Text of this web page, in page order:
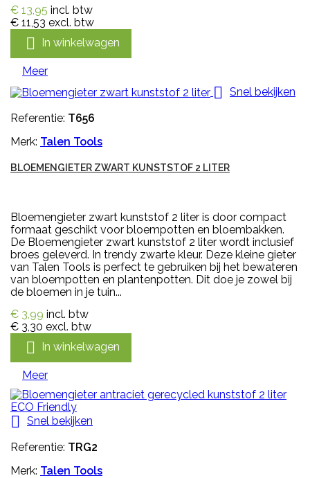
€ 13,95 incl. btw
€ 11,53 excl. btw
 In winkelwagen
Meer
 Snel bekijken
Referentie: T656
Merk: Talen Tools
BLOEMENGIETER ZWART KUNSTSTOF 2 LITER
Bloemengieter zwart kunststof 2 liter is door compact
formaat geschikt voor bloempotten en bloembakken.
De Bloemengieter zwart kunststof 2 liter wordt inclusief
broes geleverd. In trendy zwarte kleur. Deze kleine gieter
van Talen Tools is perfect te gebruiken bij het bewateren
van bloempotten en plantenpotten. Dit doe je zowel bij
de bloemen in je tuin...
€ 3,99 incl. btw
€ 3,30 excl. btw
 In winkelwagen
Meer
 Snel bekijken
Referentie: TRG2
Merk: Talen Tools